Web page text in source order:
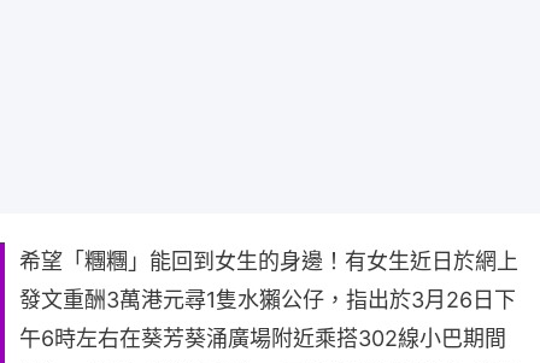
希望「糰糰」能回到女生的身邊！有女生近日於網上
發文重酬3萬港元尋1隻水獺公仔，指出於3月26日下
午6時左右在葵芳葵涌廣場附近乘搭302線小巴期間